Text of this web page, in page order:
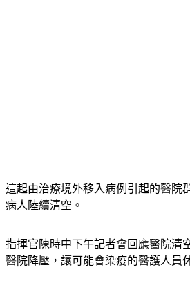
這起由治療境外移入病例引起的醫院
病人陸續清空。
指揮官陳時中下午記者會回應醫院清
醫院降壓，讓可能會染疫的醫護人員